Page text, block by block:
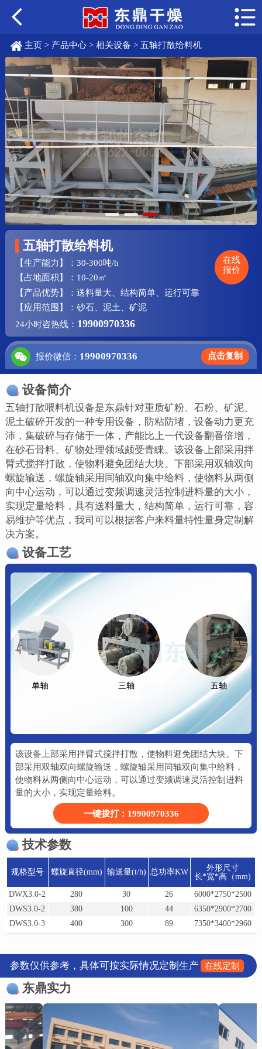
主页> 产品中心> 相关设备 > 五轴打散给料机
五轴打散给料机
【生产能力】：30-300吨/h
【占地面积】：10-20㎡
【产品优势】：送料量大、结构简单、运行可靠
【应用范围】：砂石、泥土、矿泥
在线
报价
24小时咨热线： 19900970336
报价微信： 19900970336 点击复制
设备简介
五轴打散喂料机设备是东鼎针对重质矿粉、石粉、矿泥、
泥土破碎开发的一种专用设备，防粘防堵，设备动力更充
沛，集破碎与存储于一体，产能比上一代设备翻番倍增，
在砂石骨料、矿物处理领域颇受青睐。该设备上部采用拌
臂式搅拌打散，使物料避免团结大块。下部采用双轴双向
螺旋输送，螺旋轴采用同轴双向集中给料，使物料从两侧
向中心运动，可以通过变频调速灵活控制进料量的大小，
实现定量给料，具有送料量大，结构简单，运行可靠，容
易维护等优点，我司可以根据客户来料量特性量身定制解
决方案。
设备工艺
该设备上部采用拌臂式搅拌打散，使物料避免团结大块。下
部采用双轴双向螺旋输送，螺旋轴采用同轴双向集中给料，
使物料从两侧向中心运动，可以通过变频调速灵活控制进料
量的大小，实现定量给料。
一键拨打：19900970336
技术参数
规格型号 螺旋直径(mm) 输送量(t/h) 总功率KW
外形尺寸
长*宽*高（mm)
DWX3.0-2
280 30 26
6000*2750*2500
DWS3.0-2
380 100 44
6350*2900*2700
DWS3.0-3
400 300 89 7350*3400*2960
参数仅供参考，具体可按实际情况定制生产 在线定制
东鼎实力